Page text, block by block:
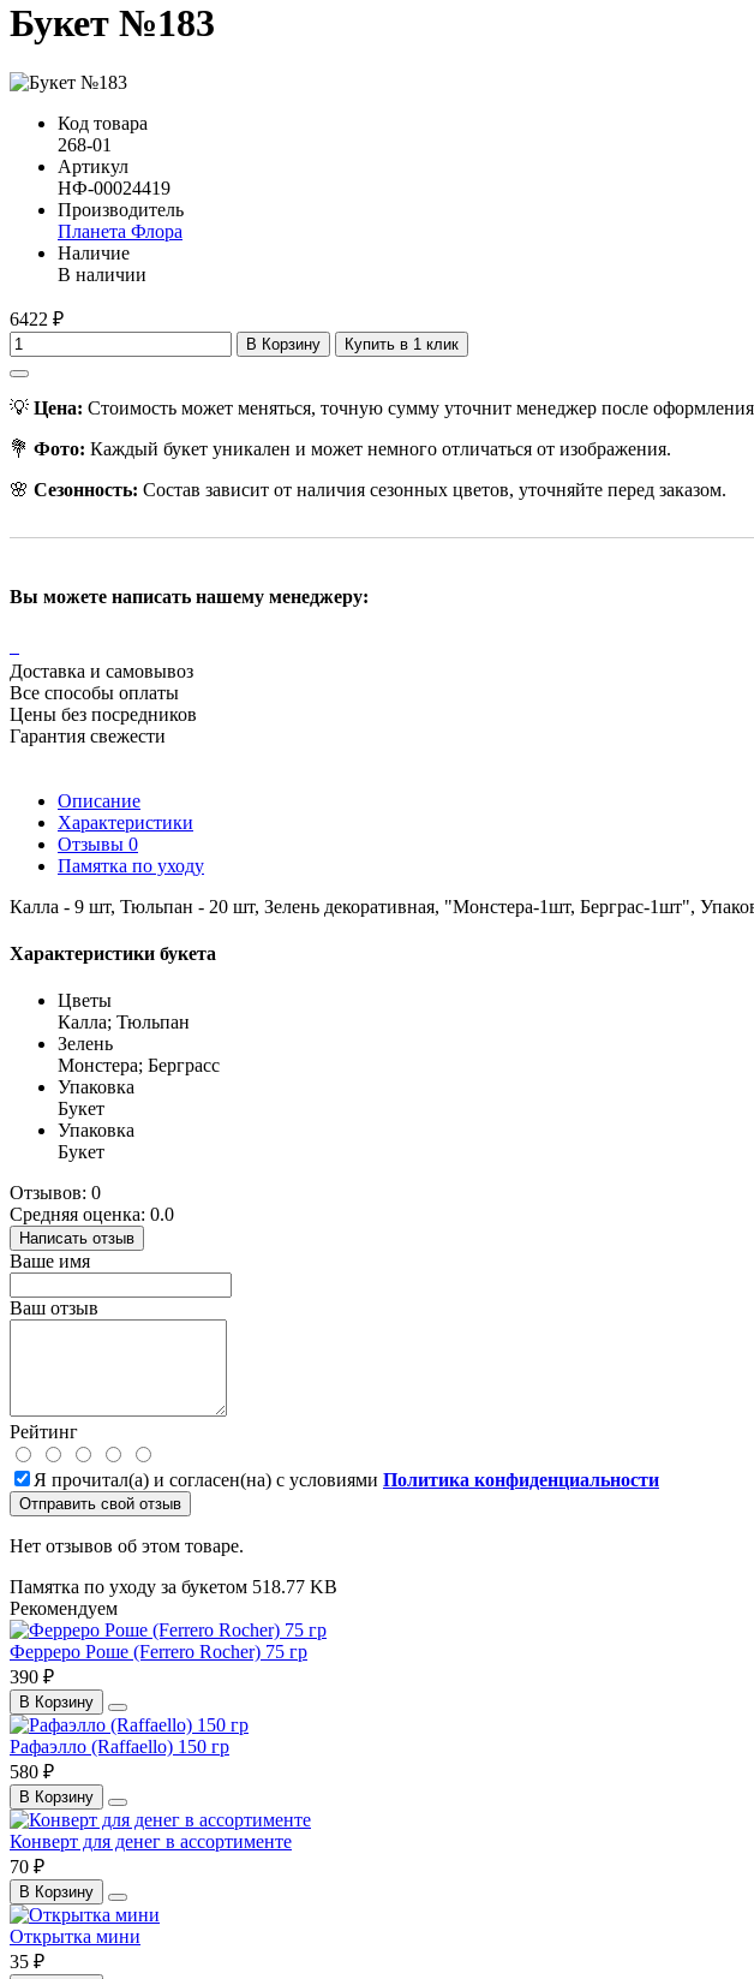
Букет №183
Код товара
268-01
Артикул
НФ-00024419
Производитель
Планета Флора
Наличие
В наличии
6422 ₽
В Корзину Купить в 1 клик
💡 Цена: Стоимость может меняться, точную сумму уточнит менеджер после
💐 Фото: Каждый букет уникален и может немного отличаться от изображения.
🌸 Сезонность: Состав зависит от наличия сезонных цветов, уточняйте перед заказом.
Вы можете написать нашему менеджеру:
Доставка и самовывоз
Все способы оплаты
Цены без посредников
Гарантия свежести
Описание
Характеристики
Отзывы 0
Памятка по уходу
Калла - 9 шт, Тюльпан - 20 шт, Зелень декоративная, "Монстера-1шт, Берграс-1шт",
Характеристики букета
Цветы
Калла; Тюльпан
Зелень
Монстера; Берграсс
Упаковка
Букет
Упаковка
Букет
Отзывов: 0
Средняя оценка: 0.0
Написать отзыв
Ваше имя
Ваш отзыв
Рейтинг
Я прочитал(а) и согласен(на) с условиями Политика конфиденциальности
Отправить свой отзыв
Нет отзывов об этом товаре.
Памятка по уходу за букетом 518.77 KB
Рекомендуем
Ферреро Роше (Ferrero Rocher) 75 гр
390 ₽
В Корзину
Рафаэлло (Raffaello) 150 гр
580 ₽
В Корзину
Конверт для денег в ассортименте
70 ₽
В Корзину
Открытка мини
35 ₽